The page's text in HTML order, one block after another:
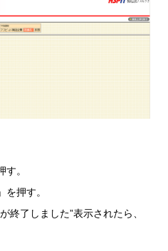
。
押す。
了しました”表示されたら、